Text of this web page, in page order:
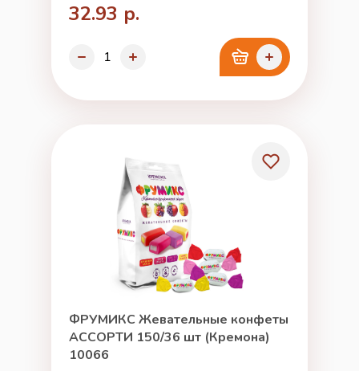
32.93 р.
ФРУМИКС Жевательные конфеты
АССОРТИ 150/36 шт (Кремона)
10066